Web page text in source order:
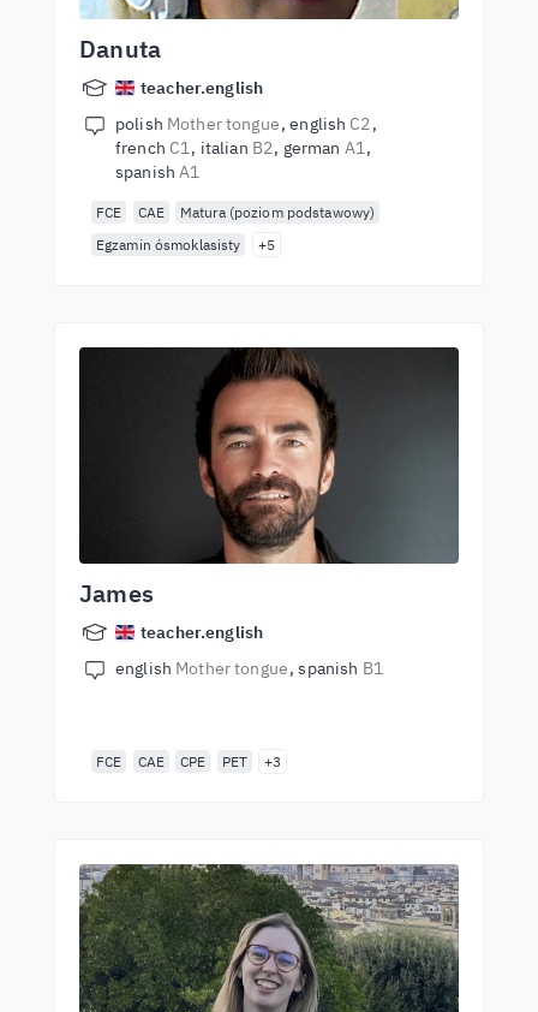
Danuta
teacher.english
polish Mother tongue english C2
french C1 italian B2 german A1
spanishA1
FCE CAE
Matura (poziom podstawowy)
Egzamin ósmoklasisty
+5
James
teacher.english
english Mother tongue spanish B1
FCE CAE CPE PET +3